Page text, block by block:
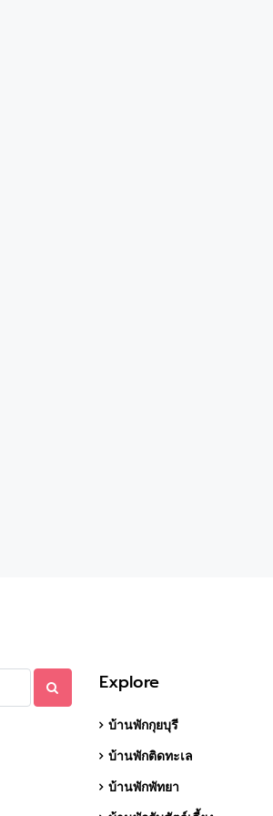
Explore
บ้านพักกุยบุรี
บ้านพักติดทะเล
บ้านพักพัทยา